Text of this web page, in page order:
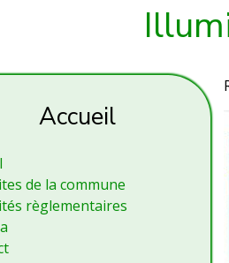
Accueil
de la commune
règlementaires